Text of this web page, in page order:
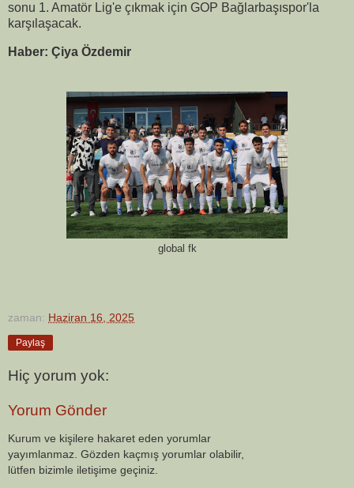
sonu 1. Amatör Lig'e çıkmak için GOP Bağlarbaşıspor'la
karşılaşacak.
Haber: Çiya Özdemir
global fk
zaman: Haziran 16, 2025
Paylaş
Hiç yorum yok:
Yorum Gönder
Kurum ve kişilere hakaret eden yorumlar
yayımlanmaz. Gözden kaçmış yorumlar olabilir,
lütfen bizimle iletişime geçiniz.